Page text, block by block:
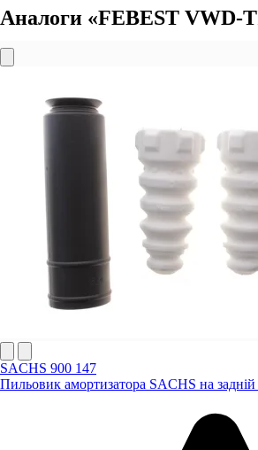
Аналоги «FEBEST VWD-
SACHS 900 147
Пильовик амортизатора SACHS на задній